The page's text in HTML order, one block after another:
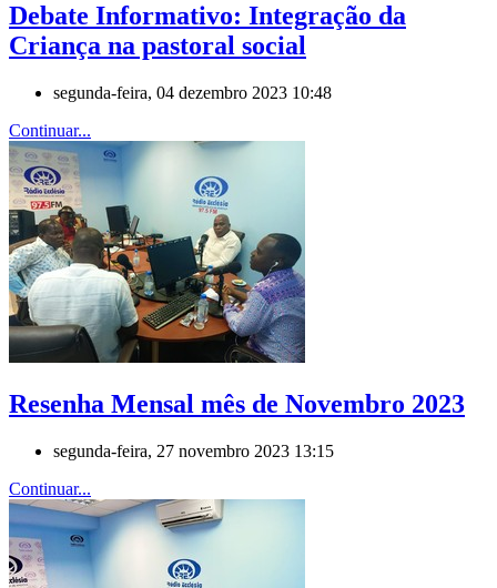
Debate Informativo: Integração da
Criança na pastoral social
segunda-feira, 04 dezembro 2023 10:48
Continuar...
Resenha Mensal mês de Novembro 2023
segunda-feira, 27 novembro 2023 13:15
Continuar...